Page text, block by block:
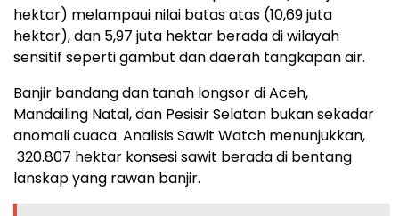
hektar) melampaui nilai batas atas (10,69 juta
hektar), dan 5,97 juta hektar berada di wilayah
sensitif seperti gambut dan daerah tangkapan air.
Banjir bandang dan tanah longsor di Aceh,
Mandailing Natal, dan Pesisir Selatan bukan sekadar
anomali cuaca. Analisis Sawit Watch menunjukkan,
320.807 hektar konsesi sawit berada di bentang
lanskap yang rawan banjir.